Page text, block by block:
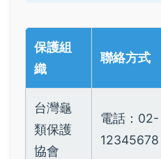
保護組
織
聯絡方式
台灣龜
類保護
協會
電話：02-
12345678